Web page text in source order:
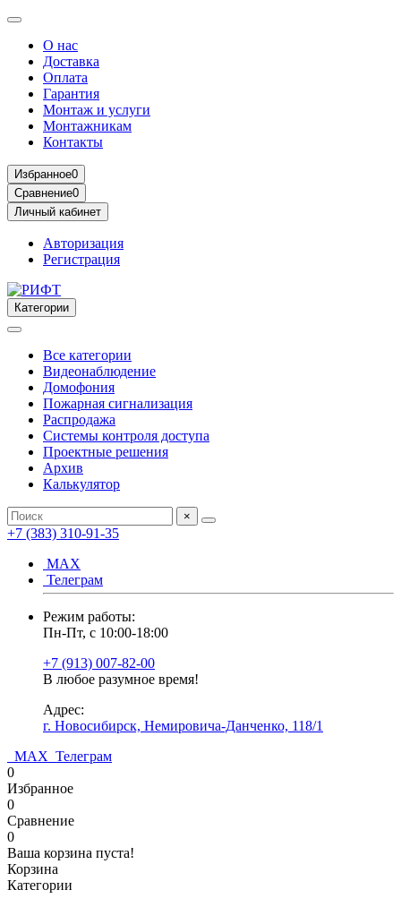
О нас
Доставка
Оплата
Гарантия
Монтаж и услуги
Монтажникам
Контакты
Избранное0
Сравнение0
Личный кабинет
Авторизация
Регистрация
Категории
Все категории
Видеонаблюдение
Домофония
Пожарная сигнализация
Распродажа
Системы контроля доступа
Проектные решения
Архив
Калькулятор
×
+7 (383) 310-91-35
МАХ
Телеграм
Режим работы:
Пн-Пт, с 10:00-18:00
+7 (913) 007-82-00
В любое разумное время!
Адрес:
г. Новосибирск, Немировича-Данченко, 118/1
МАХ Телеграм
0
Избранное
0
Сравнение
0
Ваша корзина пуста!
Корзина
Категории